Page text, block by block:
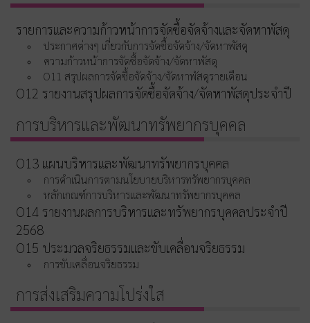
รายการและความก้าวหน้าการจัดซื้อจัดจ้างและจัดหาพัสดุ
ประกาศต่างๆ เกี่ยวกับการจัดซื้อจัดจ้าง/จัดหาพัสดุ
ความก้าวหน้าการจัดซื้อจัดจ้าง/จัดหาพัสดุ
O11 สรุปผลการจัดซื้อจัดจ้าง/จัดหาพัสดุรายเดือน
O12 รายงานสรุปผลการจัดซื้อจัดจ้าง/จัดหาพัสดุประจำปี
การบริหารและพัฒนาทรัพยากรบุคคล
O13 แผนบริหารและพัฒนาทรัพยากรบุคคล
การดำเนินการตามนโยบายบริหารทรัพยากรบุคคล
หลักเกณฑ์การบริหารและพัฒนาทรัพยากรบุคคล
O14 รายงานผลการบริหารและทรัพยากรบุคคลประจำปี
2568
O15 ประมวลจริยธรรมและขับเคลื่อนจริยธรรม
การขับเคลื่อนจริยธรรม
การส่งเสริมความโปร่งใส